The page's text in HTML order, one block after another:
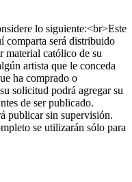
lo siguiente:<br>Este
comparta será distribuido
material católico de su
artista que le conceda
ha comprado o
solicitud podrá agregar su
de ser publicado.
publicar sin supervisión.
se utilizarán sólo para